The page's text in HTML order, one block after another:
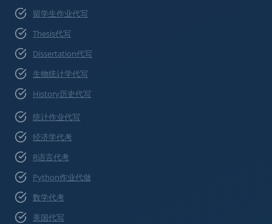
留学生作业代写
Thesis代写
Dissertation代写
生物统计学代写
History历史代写
统计作业代写
经济学代考
R语言代考
Python作业代做
数学代考
美国代写